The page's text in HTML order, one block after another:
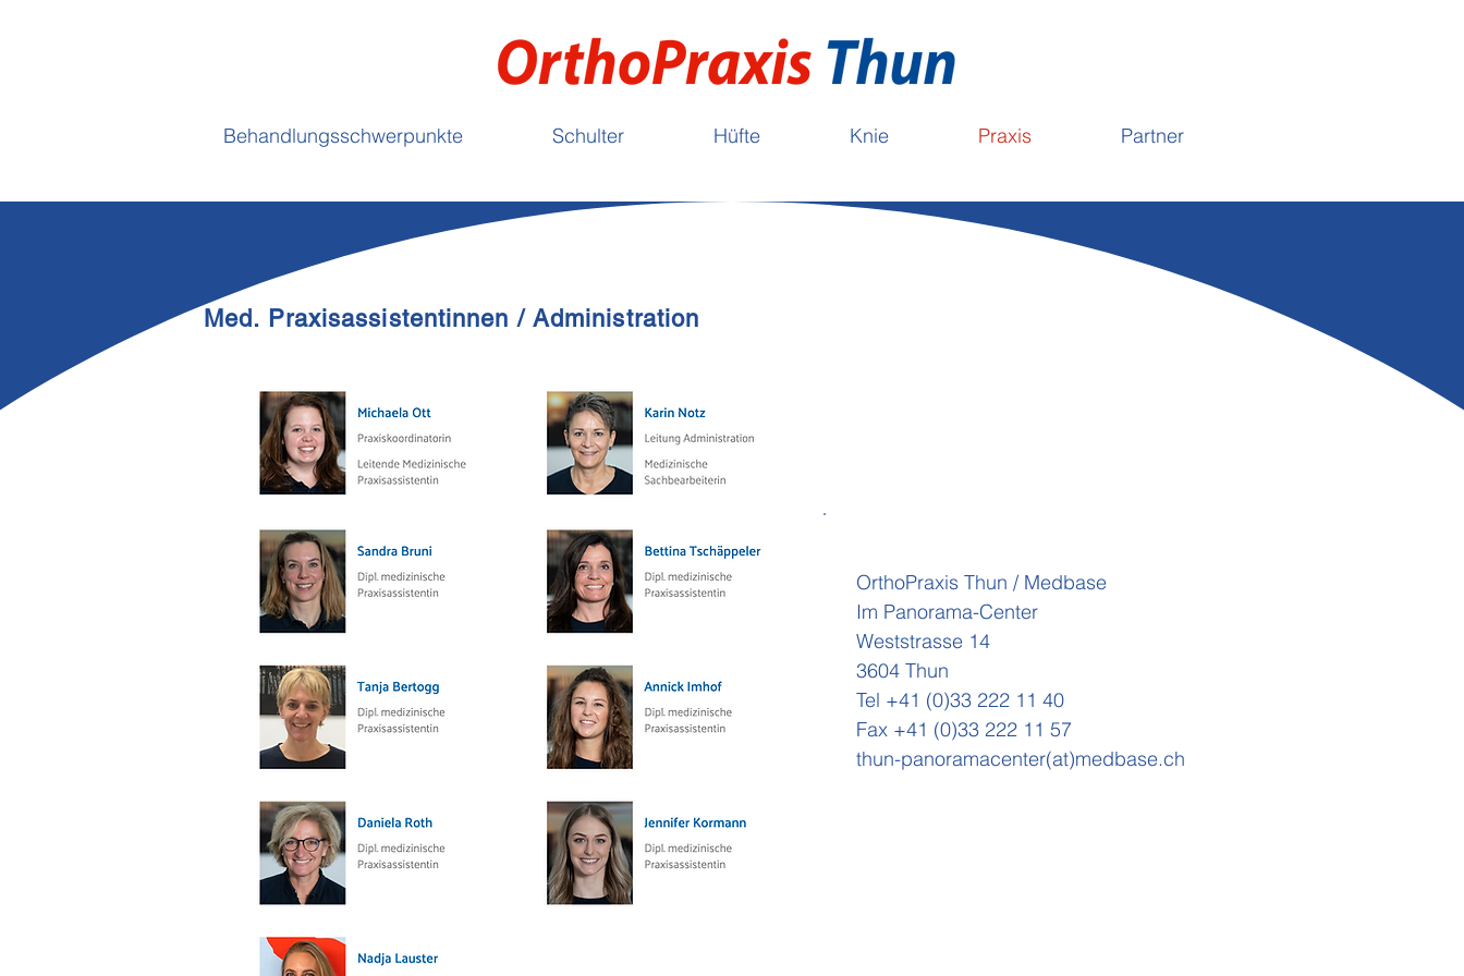
Behandlungsschwerpunkte Schulter Hüfte Knie Praxis Partner
Med. Praxisassistentinnen / Administration
OrthoPraxis Thun / Medbase
Im Panorama-Center
Weststrasse 14
3604 Thun
Tel +41 (0)33 222 11 40
Fax +41 (0)33 222 11 57
thun-panoramacenter(at)medbase.ch